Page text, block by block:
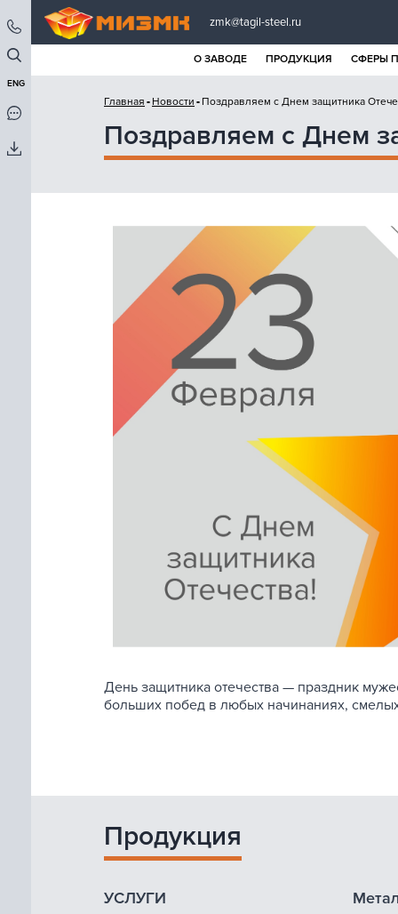
ENG
zmk@tagil-steel.ru
О ЗАВОДЕ ПРОДУКЦИЯ СФЕРЫ
Главная Новости Поздравляем с Днем защитника
Поздравляем с Днем
День защитника отечества — праздник
больших побед в любых начинаниях,
Продукция
УСЛУГИ